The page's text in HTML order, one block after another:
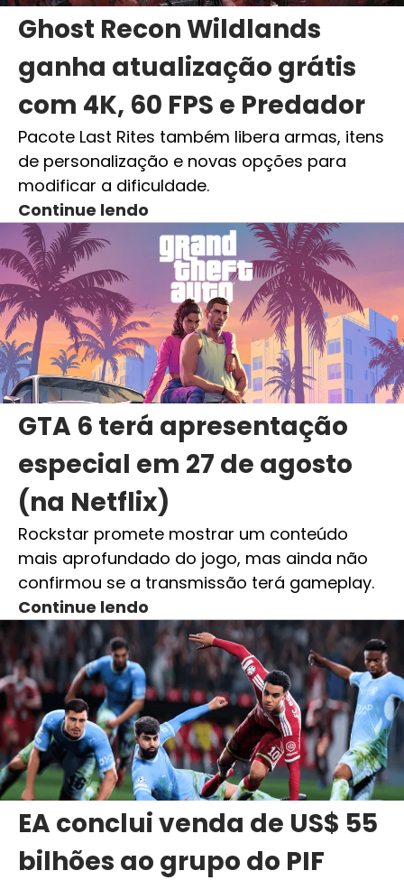
Ghost Recon Wildlands
ganha atualização grátis
com 4K, 60 FPS e Predador
Pacote Last Rites também libera armas, itens
de personalização e novas opções para
modificar a dificuldade.
Continue lendo
GTA 6 terá apresentação
especial em 27 de agosto
(na Netflix)
Rockstar promete mostrar um conteúdo
mais aprofundado do jogo, mas ainda não
confirmou se a transmissão terá gameplay.
Continue lendo
EA conclui venda de US$ 55
bilhões ao grupo do PIF